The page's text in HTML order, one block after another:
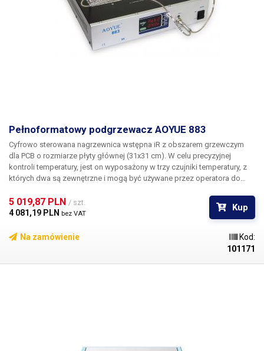
Pełnoformatowy podgrzewacz AOYUE 883
Cyfrowo sterowana nagrzewnica wstępna iR z obszarem grzewczym
dla PCB o rozmiarze płyty głównej (31x31 cm). W celu precyzyjnej
kontroli temperatury, jest on wyposażony w trzy czujniki temperatury, z
których dwa są zewnętrzne i mogą być używane przez operatora do
piece rozpływowe, podgrzewacz ten ma programowalny
sześciosegmentowy profil rozpływu.
5 019,87 PLN / szt.
4 081,19 PLN bez VAT
Kup
Na zamówienie
Kod:
101171